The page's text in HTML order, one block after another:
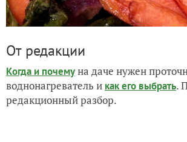
От редакции
Когда и почемуна даче нужен
воднонагреватель и как его выбрать.
редакционный разбор.